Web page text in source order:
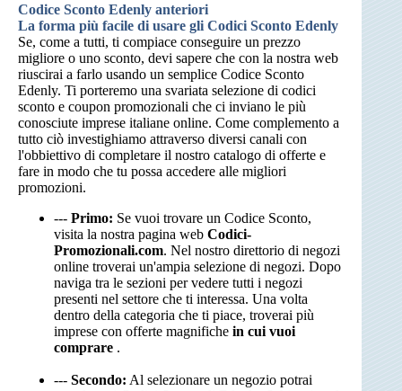
Codice Sconto Edenly anteriori
La forma più facile di usare gli Codici Sconto Edenly
Se, come a tutti, ti compiace conseguire un prezzo
migliore o uno sconto, devi sapere che con la nostra web
riuscirai a farlo usando un semplice Codice Sconto
Edenly. Ti porteremo una svariata selezione di codici
sconto e coupon promozionali che ci inviano le più
conosciute imprese italiane online. Come complemento a
tutto ciò investighiamo attraverso diversi canali con
l'obbiettivo di completare il nostro catalogo di offerte e
fare in modo che tu possa accedere alle migliori
promozioni.
--- Primo: Se vuoi trovare un Codice Sconto,
visita la nostra pagina web Codici-
Promozionali.com. Nel nostro direttorio di negozi
online troverai un'ampia selezione di negozi. Dopo
naviga tra le sezioni per vedere tutti i negozi
presenti nel settore che ti interessa. Una volta
dentro della categoria che ti piace, troverai più
imprese con offerte magnifiche in cui vuoi
comprare .
--- Secondo: Al selezionare un negozio potrai